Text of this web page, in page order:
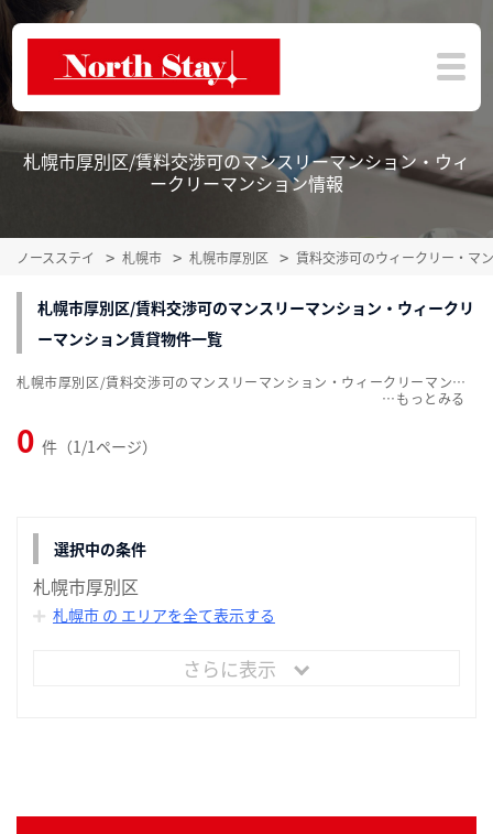
札幌市厚別区/賃料交渉可のマンスリーマンション・ウィ
ークリーマンション情報
ノースステイ 札幌市 札幌市厚別区 賃料交渉可のウィークリー・マ
札幌市厚別区/賃料交渉可のマンスリーマンション・ウィークリ
ーマンション賃貸物件一覧
0 件（1/1ページ）
札幌市厚別区/賃料交渉可のマンスリーマンション・ウィークリーマンション賃貸物件一覧を掲載中。敷金・礼金無料、家具・家電付をご紹介。こだわり条件での絞込みも簡単！
…
選択中の条件
札幌市厚別区
札幌市 の エリアを全て表示する
さらに表示